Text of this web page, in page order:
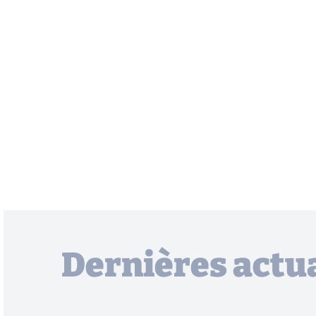
Dernières